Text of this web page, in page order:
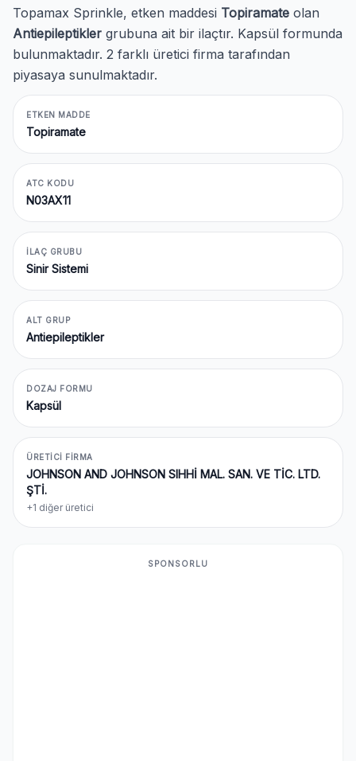
Topamax Sprinkle, etken maddesi Topiramate olan
Antiepileptikler grubuna ait bir ilaçtır. Kapsül formunda
bulunmaktadır. 2 farklı üretici firma tarafından
piyasaya sunulmaktadır.
ETKEN MADDE
Topiramate
ATC KODU
N03AX11
İLAÇ GRUBU
Sinir Sistemi
ALT GRUP
Antiepileptikler
DOZAJ FORMU
Kapsül
ÜRETICI FIRMA
JOHNSON AND JOHNSON SIHHİ MAL. SAN. VE TİC. LTD.
ŞTİ.
+1 diğer üretici
SPONSORLU